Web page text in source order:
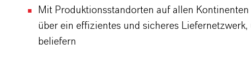
Mit Produktionsstandorten auf allen Kontinenten
über ein effizientes und sicheres
beliefern